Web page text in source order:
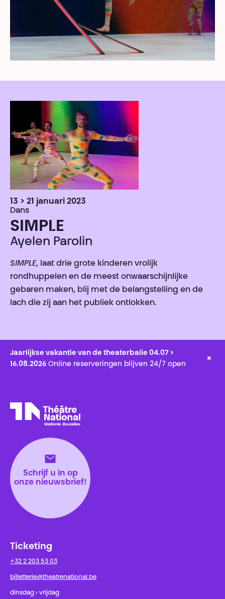
13 > 21 januari 2023
Dans
SIMPLE
Ayelen Parolin
SIMPLE, laat drie grote kinderen vrolijk
rondhuppelen en de meest onwaarschijnlijke
gebaren maken, blij met de belangstelling en de
lach die zij aan het publiek ontlokken.
Jaarlijkse vakantie van de theaterbalie 04.07 >
16.08.2026 Online reserveringen blijven 24/7 open
×
Schrijf u in op
onze nieuwsbrief!
Ticketing
+32 2 203 53 03
billetterie@theatrenational.be
dinsdag › vrijdag